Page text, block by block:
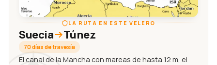
LA RUTA EN ESTE VELERO
Suecia Túnez
70 días de travesía
El canal de la Mancha con mareas de hasta 12 m, el